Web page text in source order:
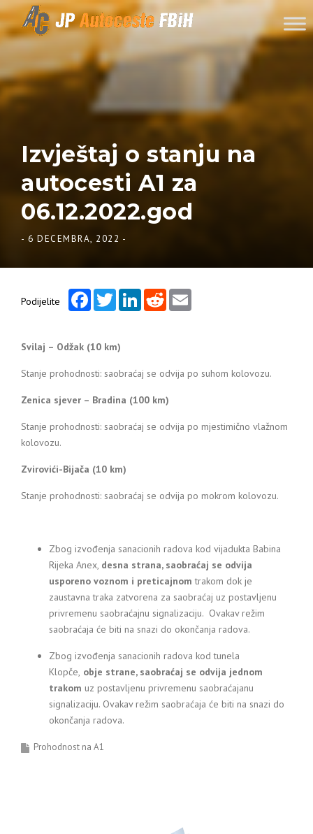
Skip to content
Izvještaj o stanju na
autocesti A1 za
06.12.2022.god
- 6 DECEMBRA, 2022 -
Podijelite
FacebookTwitterLinkedInReddit
Svilaj – Odžak (10 km)
Stanje prohodnosti: saobraćaj se odvija po suhom kolovozu.
Zenica sjever – Bradina (100 km)
Stanje prohodnosti: saobraćaj se odvija po mjestimično vlažnom
kolovozu.
Zvirovići-Bijača (10 km)
Stanje prohodnosti: saobraćaj se odvija po mokrom kolovozu.
Zbog izvođenja sanacionih radova kod vijadukta Babina
Rijeka Anex, desna strana, saobraćaj se odvija
usporeno voznom i preticajnom trakom dok je
zaustavna traka zatvorena za saobraćaj uz postavljenu
privremenu saobraćajnu signalizaciju. Ovakav režim
saobraćaja će biti na snazi do okončanja radova.
Zbog izvođenja sanacionih radova kod tunela
Klopče, obje strane, saobraćaj se odvija jednom
trakom uz postavljenu privremenu saobraćajanu
signalizaciju. Ovakav režim saobraćaja će biti na snazi do
okončanja radova.
Prohodnost na A1